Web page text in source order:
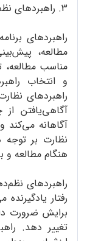
3. راهبردهای نظم‌دهی.
راهبردهای
مطالعه،
مناسب مطالعه،
و انتخاب
راهبردهای
آگاهی‌یافتن
آگاهانه می‌کند
نظارت بر
هنگام مطالعه
راهبردهای
رفتار
برایش ضرورت
تغییر دهد.